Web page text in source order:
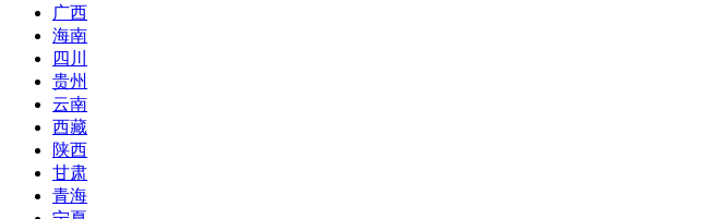
广西
海南
四川
贵州
云南
西藏
陕西
甘肃
青海